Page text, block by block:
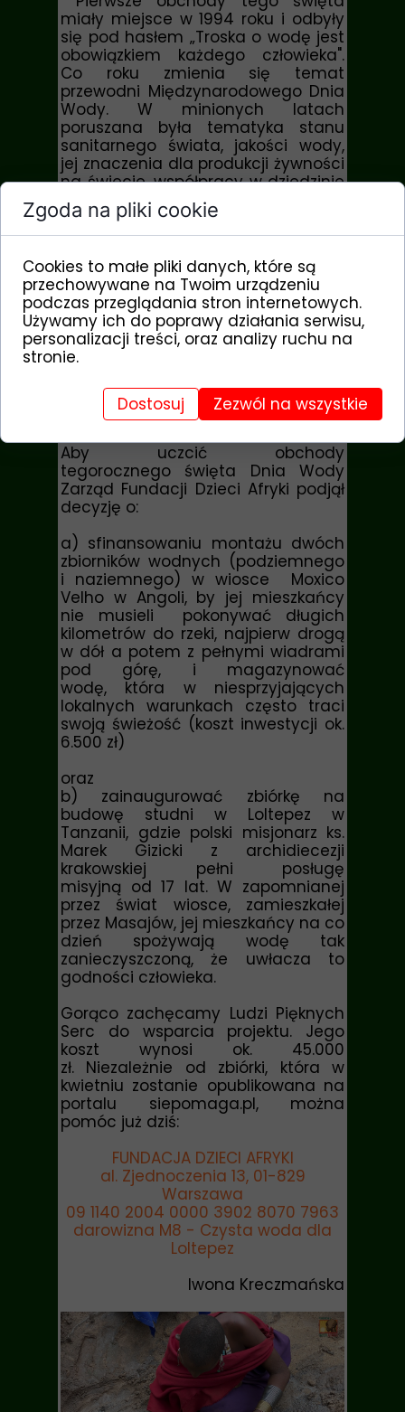
miały miejsce w 1994 roku i odbyły
się pod hasłem „Troska o wodę jest
obowiązkiem każdego człowieka".
Co roku zmienia się temat
przewodni Międzynarodowego Dnia
Wody. W minionych latach
poruszana była tematyka stanu
sanitarnego świata, jakości wody,
jej znaczenia dla produkcji żywności
na świecie, współpracy w dziedzinie
wody, jej niedoborów, prawidłowej
higieny rąk czy też jej wpływu na
zdrowie.
Dla wielu z nas woda jest dobrem
tak powszechnym i oczywistym, że
nie zastanawiamy się jak
wyglądałoby nasze życie w
przypadku jej braku. Ale na świecie
są miejsca, w których woda jest
jest m.in. na angolskiej i tanzańskiej
prowincji.
Aby uczcić obchody
tegorocznego święta Dnia Wody
Zarząd Fundacji Dzieci Afryki podjął
decyzję o:
a) sfinansowaniu montażu dwóch
zbiorników wodnych (podziemnego
i naziemnego) w wiosce Moxico
Velho w Angoli, by jej mieszkańcy
nie musieli
pokonywać długich
kilometrów do rzeki, najpierw drogą
w dół a potem z pełnymi wiadrami
pod górę, i magazynować
wodę, która w niesprzyjających
lokalnych warunkach często traci
swoją świeżość (koszt inwestycji ok.
6.500 zł)
oraz
b) zainaugurować zbiórkę na
budowę studni w Loltepez w
Tanzanii, gdzie polski misjonarz ks.
Marek Gizicki z archidiecezji
krakowskiej pełni posługę
misyjną od 17 lat. W zapomnianej
przez świat wiosce, zamieszkałej
przez Masajów, jej mieszkańcy na co
dzień spożywają wodę tak
zanieczyszczoną, że uwłacza to
godności człowieka.
Gorąco zachęcamy Ludzi Pięknych
Serc do wsparcia projektu. Jego
koszt wynosi ok. 45.000
zł. Niezależnie od zbiórki, która w
kwietniu zostanie opublikowana na
portalu siepomaga.pl, można
pomóc już dziś:
FUNDACJA DZIECI AFRYKI
al. Zjednoczenia 13, 01-829
Warszawa
09 1140 2004 0000 3902 8070 7963
darowizna M8 - Czysta woda dla
Loltepez
Iwona Kreczmańska
Zgoda na pliki cookie
Cookies to małe pliki danych, które są
przechowywane na Twoim urządzeniu
podczas przeglądania stron internetowych.
Używamy ich do poprawy działania serwisu,
personalizacji treści, oraz analizy ruchu na
stronie.
Dostosuj Zezwól na wszystkie